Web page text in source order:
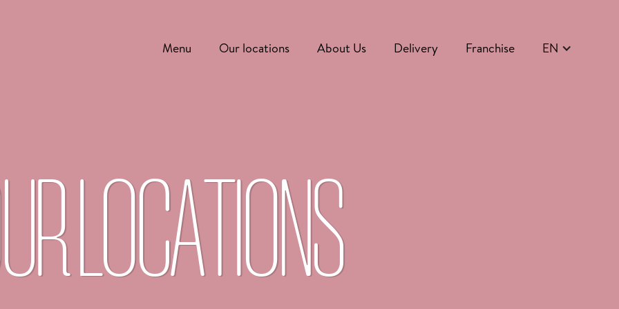
Menu Our locations About Us Delivery Franchise EN
LOCATIONS